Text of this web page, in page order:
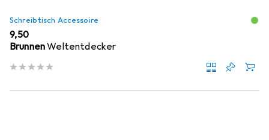
Schreibtisch Accessoire
EUR
9,50
BrunnenWeltentdecker